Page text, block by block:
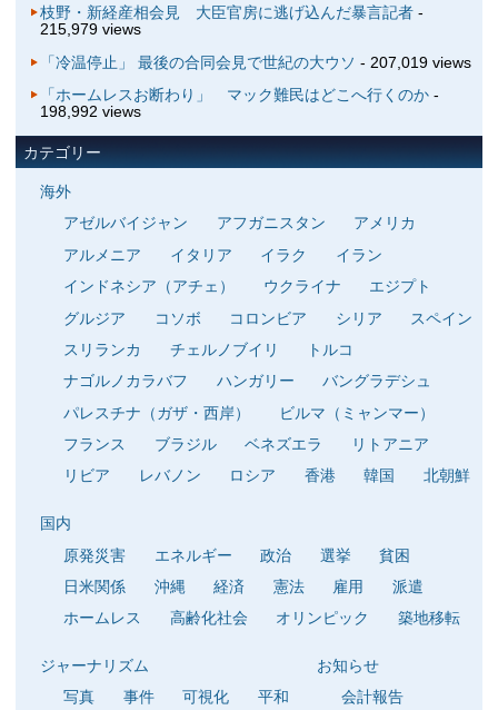
枝野・新経産相会見 大臣官房に逃げ込んだ暴言記者-
215,979 views
「冷温停止」 最後の合同会見で世紀の大ウソ - 207,019 views
「ホームレスお断わり」 マック難民はどこへ行くのか-
198,992 views
カテゴリー
海外
アゼルバイジャン
アフガニスタン
アメリカ
アルメニア
イタリア イラク
イラン
インドネシア（アチェ）
ウクライナ
エジプト
グルジア
コソボ コロンビア シリア
スペイン
スリランカ
チェルノブイリ
トルコ
ナゴルノカラバフ
ハンガリー
バングラデシュ
パレスチナ（ガザ・西岸）
ビルマ（ミャンマー）
フランス
ブラジル ベネズエラ
リトアニア
リビア
レバノン ロシア 香港 韓国 北朝鮮
国内
原発災害
エネルギー 政治 選挙
貧困
日米関係
沖縄 経済 憲法 雇用
派遣
ホームレス
高齢化社会 オリンピック 築地移転
ジャーナリズム
写真
事件 可視化 平和
お知らせ
会計報告